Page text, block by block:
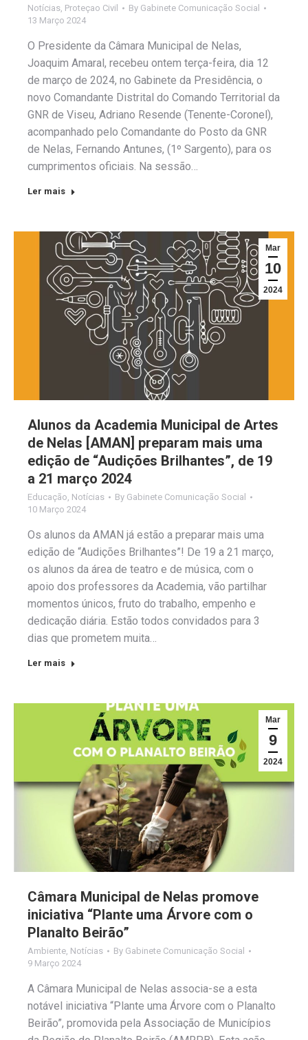
Notícias, Proteçao Civil By Gabinete Comunicação Social
13 Março 2024
O Presidente da Câmara Municipal de Nelas,
Joaquim Amaral, recebeu ontem terça-feira, dia 12
de março de 2024, no Gabinete da Presidência, o
novo Comandante Distrital do Comando Territorial da
GNR de Viseu, Adriano Resende (Tenente-Coronel),
acompanhado pelo Comandante do Posto da GNR
de Nelas, Fernando Antunes, (1º Sargento), para os
cumprimentos oficiais. Na sessão…
Ler mais
Mar
10
2024
Alunos da Academia Municipal de Artes
de Nelas [AMAN] preparam mais uma
edição de “Audições Brilhantes”, de 19
a 21 março 2024
Educação, Notícias By Gabinete Comunicação Social
10 Março 2024
Os alunos da AMAN já estão a preparar mais uma
edição de “Audições Brilhantes”! De 19 a 21 março,
os alunos da área de teatro e de música, com o
apoio dos professores da Academia, vão partilhar
momentos únicos, fruto do trabalho, empenho e
dedicação diária. Estão todos convidados para 3
dias que prometem muita…
Ler mais
Mar
9
2024
Câmara Municipal de Nelas promove
iniciativa “Plante uma Árvore com o
Planalto Beirão”
Ambiente Notícias By Gabinete Comunicação Social
9 Março 2024
A Câmara Municipal de Nelas associa-se a esta
notável iniciativa “Plante uma Árvore com o Planalto
Beirão”, promovida pela Associação de Municípios